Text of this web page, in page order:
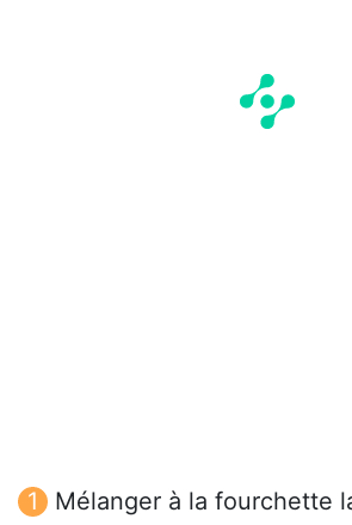
Mélanger à la fourchette